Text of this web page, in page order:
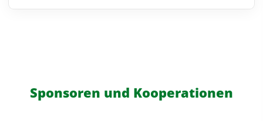
Sponsoren und Kooperationen